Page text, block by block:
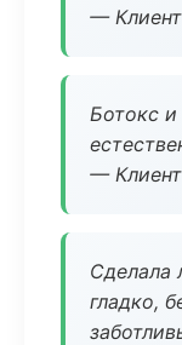
—
Ботокс
—
Сделала
гладко,